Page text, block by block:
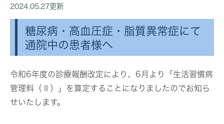
2024.05.27更新
糖尿病・高血圧症・脂質異常症にて
通院中の患者様へ
令和6年度の診療報酬改定により、6月より「生活習慣病
管理料（Ⅱ）」を算定することになりましたのでお知ら
せいたします。